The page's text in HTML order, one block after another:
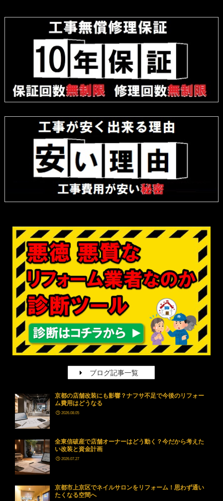
ブログ記事一覧
京都の店舗改装にも影響？ナフサ不足で今後のリフォー
ム費用はどうなる
2026.08.05
全東信破産で店舗オーナーはどう動く？今だから考えた
い改装と資金計画
2026.07.27
京都市上京区でネイルサロンをリフォーム！思わず通い
たくなる空間へ